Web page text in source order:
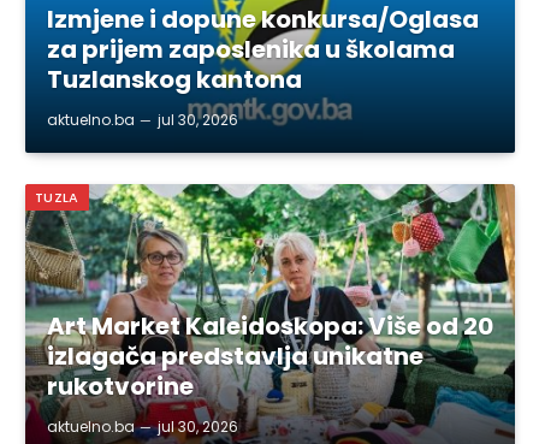
Izmjene i dopune konkursa/Oglasa
za prijem zaposlenika u školama
Tuzlanskog kantona
aktuelno.ba jul 30, 2026
TUZLA
Art Market Kaleidoskopa: Više od 20
izlagača predstavlja unikatne
rukotvorine
aktuelno.ba jul 30, 2026